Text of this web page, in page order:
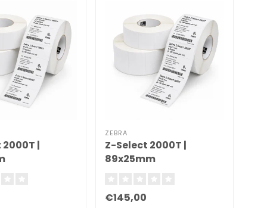
|
ZEBRA
Z-Select 2000T |
89x25mm
€145,00